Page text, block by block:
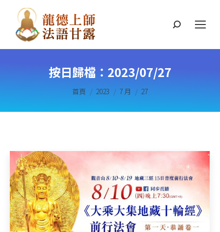
搜
按日歸檔： 2023/07/27
您在這裡：
首頁 2023 7 月 27